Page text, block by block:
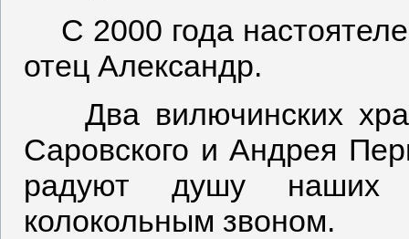
С 2000 года
отец Александр.
Два вилючинских
Саровского и Андрея
радуют душу наших
колокольным звоном.